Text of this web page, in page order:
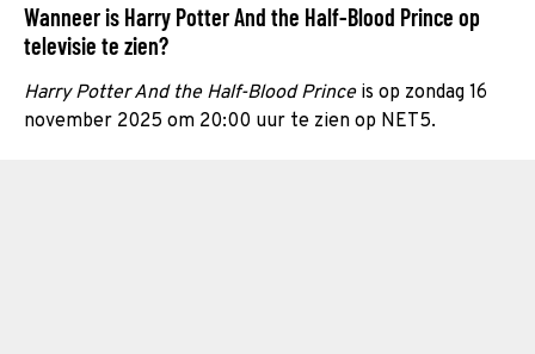
Wanneer is Harry Potter And the Half-Blood Prince op
televisie te zien?
Harry Potter And the Half-Blood Princeis op zondag 16
november 2025 om 20:00 uur te zien op NET5.